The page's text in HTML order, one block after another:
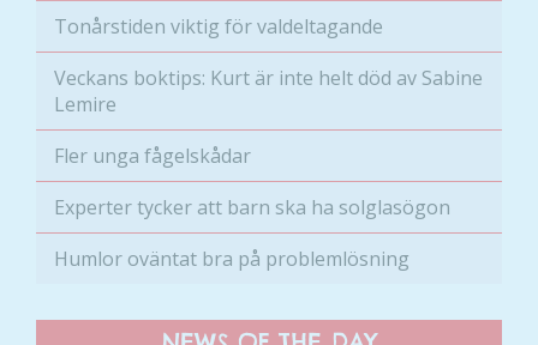
Tonårstiden viktig för valdeltagande
Veckans boktips: Kurt är inte helt död av Sabine
Lemire
Fler unga fågelskådar
Experter tycker att barn ska ha solglasögon
Humlor oväntat bra på problemlösning
Nödvändiga
går inte att